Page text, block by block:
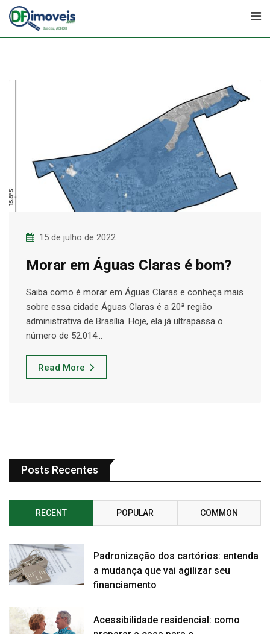
Skip
content
15 de julho de 2022
Morar em Águas Claras é bom?
Saiba como é morar em Águas Claras e conheça mais
sobre essa cidade Águas Claras é a 20ª região
administrativa de Brasília. Hoje, ela já ultrapassa o
número de 52.014…
Read More
Posts Recentes
RECENT POPULAR COMMON
Padronização dos cartórios: entenda
a mudança que vai agilizar seu
financiamento
Acessibilidade residencial: como